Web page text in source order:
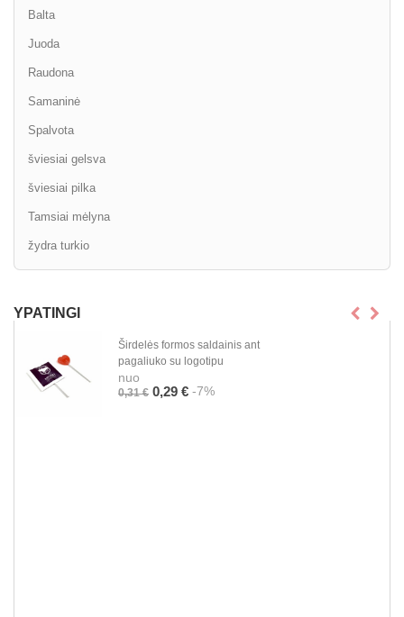
Balta
Juoda
Raudona
Samaninė
Spalvota
šviesiai gelsva
šviesiai pilka
Tamsiai mėlyna
žydra turkio
YPATINGI
Širdelės formos saldainis ant
pagaliuko su logotipu
nuo
0,31 € 0,29 € -7%